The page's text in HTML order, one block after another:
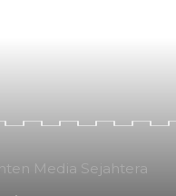
Media Sejahtera